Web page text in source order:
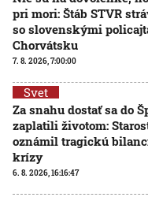
pri mori: Štáb STVR
so slovenskými
Chorvátsku
7. 8. 2026, 7:00:00
Svet
Za snahu dostať sa do
zaplatili životom:
oznámil tragickú
krízy
6. 8. 2026, 16:16:47